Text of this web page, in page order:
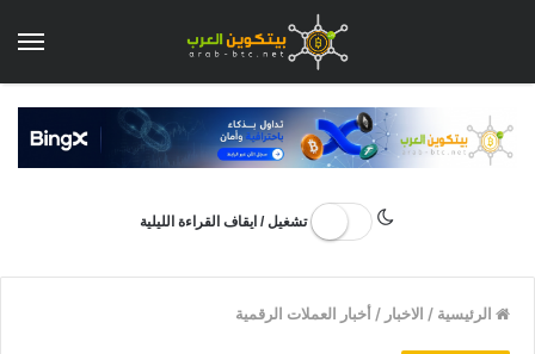
تشغيل / ايقاف القراءة الليلية
الرئيسية / الاخبار /أخبار العملات الرقمية